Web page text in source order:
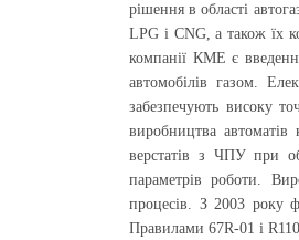
рішення в області
LPG і CNG, а також їх
компанії КМЕ є
автомобілів газом.
забезпечують високу
виробництва
верстатів з ЧПУ при
параметрів роботи.
процесів. З 2003 року
Правилами 67R-01 і